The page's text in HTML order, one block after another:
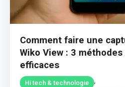
Comment faire une
Wiko View : 3
efficaces
Hi tech & technologie